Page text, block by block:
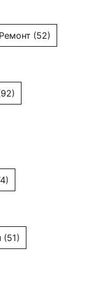
Ремонт (52)
(51)